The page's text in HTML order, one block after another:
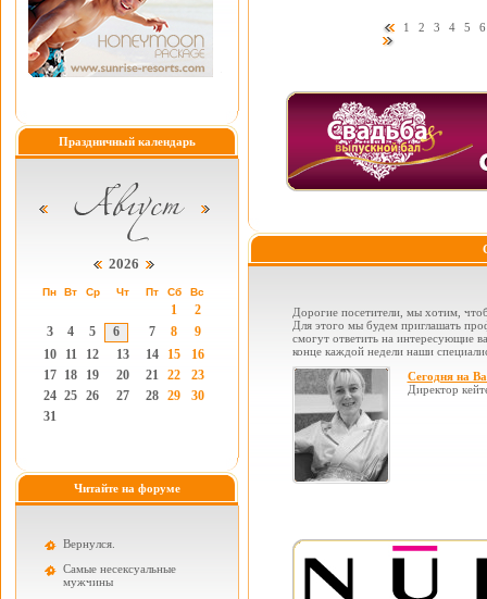
Праздничный календарь
2026
Пн Вт Ср Чт Пт Сб Вс
1
2
3
4 5 6 7 8
9
10
11 12 13 14 15
16
17
18 19 20 21 22
23
24 25 26 27 28 29
30
31
Читайте на форуме
Вернулся.
Самые несексуальные
мужчины
1 2 3 4 5 6
Дорогие посетители, мы хотим,
Для этого мы будем приглашать
смогут ответить на интересующие
конце каждой недели наши
Сегодня на
Директор